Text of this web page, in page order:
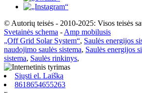
© Autorių teisės - 2010-2025: Visos teisės
Svetainės schema - Amp mobilusis
„Off Grid Solar System“, Saulės energijos
naudojimo saulės sistema, Saulės energijos
sistema, Saulės rinkinys,
Siųsti el. Laišką
8618654655263